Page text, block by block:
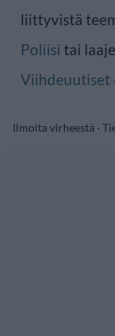
liittyvistä
Poliisi tai
Viihdeuutiset
Ilmoita virheestä ·